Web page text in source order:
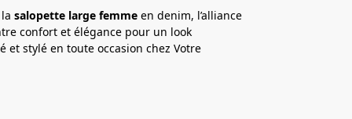
lasalopette large femme en denim, l’alliance
confort et élégance pour un look
et stylé en toute occasion chez Votre